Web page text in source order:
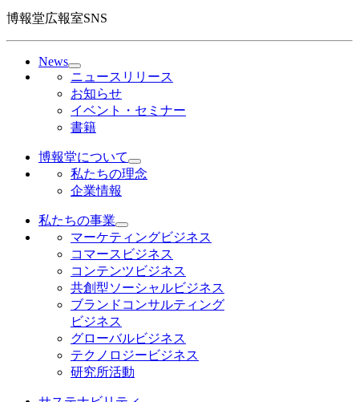
博報堂広報室SNS
News
ニュースリリース
お知らせ
イベント・セミナー
書籍
博報堂について
私たちの理念
企業情報
私たちの事業
マーケティングビジネス
コマースビジネス
コンテンツビジネス
共創型ソーシャルビジネス
ブランドコンサルティング
ビジネス
グローバルビジネス
テクノロジービジネス
研究所活動